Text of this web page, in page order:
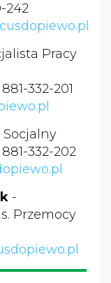
242
Pracy
332-201
332-202
-
Przemocy